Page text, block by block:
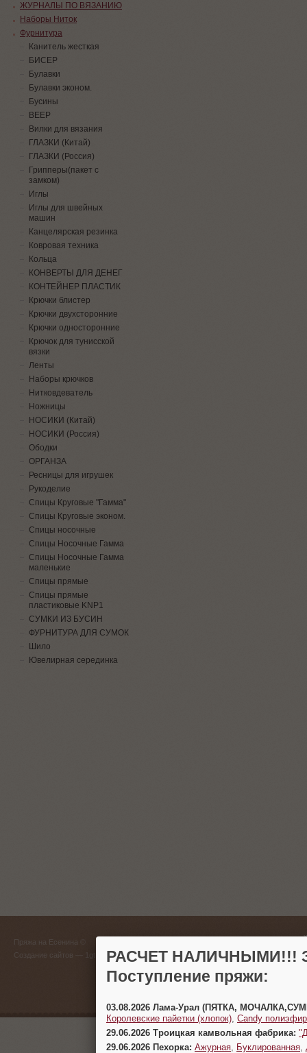
ЖУРНАЛЫ ПО ВЯЗАНИЮ
Наборы Ниток
Фурнитура
Канитель жесткая
БИСЕР
Булавки
Булавки эконом.
Бусины
ВЕЕР
Вилки для вязания
ГЛАЗКИ (Китай)
ГЛАЗКИ (Россия)
Грипперы(пакет с
замком)
Иглы
Иглы для швейных
машин
Канцелярская резинка
Ковровая техника
Кольца
КОНВЕРТЫ ДЛЯ ДЕНЕГ
КОНТЕЙНЕР ПЛАСТИК
Крючки блистер
Крючки двухсторонние
Крючки односторонние
Крючок для тунисской
вязки
Ленты
Наборы крючков
Нитковдеватель
Ножницы
НОСИКИ (Китай)
НОСИКИ (Россия)
Ободки
ОРГАНЗА
Ресницы для игрушек
Рукоделие
Спицы Круговые "Гамма"
Спицы Круговые эконом.
Спицы носочные
Спицы Носочные Гамма
Спицы Носочные Гамма
маленькие
Спицы прямые
Спицы прямые
пластиковые KNP1
СУМКИ ИЗ БУСИН
ФУРНИТУРА ДЛЯ СУМОК
Шило
Ювелирная серединка
Пряжа на Есенина ©
Создание сайтов
(383)
г.
РАСЧЕТ НАЛИЧНЫМИ!!!
Поступление пряжи:
03.08.2026 Лама-Урал (ПЯТКА,
Королевские пайетки (хлопок) Candy
29.06.2026 Троицкая камвольная фабрика:
29.06.2026 Пехорка: Ажурная Буклированная